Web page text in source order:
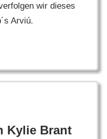
wir dieses
Arviú.
Kylie Brant